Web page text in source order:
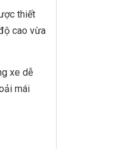
thiết
cao vừa
xe dễ
mái